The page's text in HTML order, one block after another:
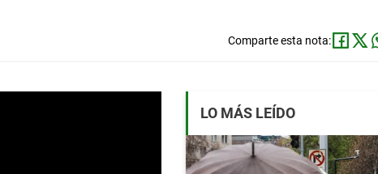
Comparte esta nota:
LO MÁS LEÍDO